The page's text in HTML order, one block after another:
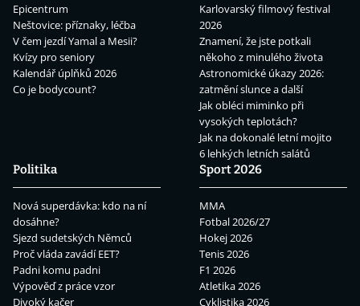
Epicentrum
Neštovice: příznaky, léčba
V čem jezdí Yamal a Mesii?
Kvízy pro seniory
Kalendář úplňků 2026
Co je bodycount?
Karlovarský filmový festival
2026
Znamení, že jste potkali
někoho z minulého života
Astronomické úkazy 2026:
zatmění slunce a další
Jak obléci miminko při
vysokých teplotách?
Jak na dokonalé letní mojito
6 lehkých letních salátů
Politika
Nová superdávka: kdo na ní
dosáhne?
Sjezd sudetských Němců
Proč vláda zavádí EET?
Padni komu padni
Výpověď z práce vzor
Divoký kačer
Sport 2026
MMA
Fotbal 2026/27
Hokej 2026
Tenis 2026
F1 2026
Atletika 2026
Cyklistika 2026